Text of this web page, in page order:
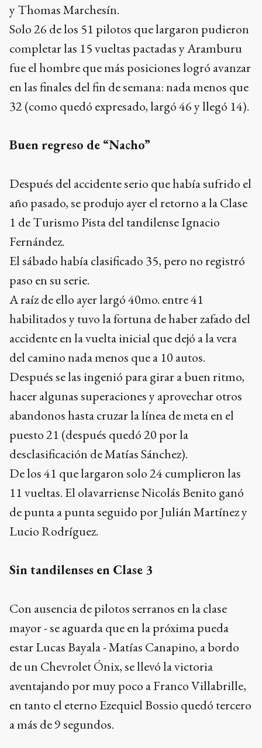
y Thomas Marchesín.
Solo 26 de los 51 pilotos que largaron pudieron
completar las 15 vueltas pactadas y Aramburu
fue el hombre que más posiciones logró avanzar
en las finales del fin de semana: nada menos que
32 (como quedó expresado, largó 46 y llegó 14).
Buen regreso de “Nacho”
Después del accidente serio que había sufrido el
año pasado, se produjo ayer el retorno a la Clase
1 de Turismo Pista del tandilense Ignacio
Fernández.
El sábado había clasificado 35, pero no registró
paso en su serie.
A raíz de ello ayer largó 40mo. entre 41
habilitados y tuvo la fortuna de haber zafado del
accidente en la vuelta inicial que dejó a la vera
del camino nada menos que a 10 autos.
Después se las ingenió para girar a buen ritmo,
hacer algunas superaciones y aprovechar otros
abandonos hasta cruzar la línea de meta en el
puesto 21 (después quedó 20 por la
desclasificación de Matías Sánchez).
De los 41 que largaron solo 24 cumplieron las
11 vueltas. El olavarriense Nicolás Benito ganó
de punta a punta seguido por Julián Martínez y
Lucio Rodríguez.
Sin tandilenses en Clase 3
Con ausencia de pilotos serranos en la clase
mayor - se aguarda que en la próxima pueda
estar Lucas Bayala - Matías Canapino, a bordo
de un Chevrolet Ónix, se llevó la victoria
aventajando por muy poco a Franco Villabrille,
en tanto el eterno Ezequiel Bossio quedó tercero
a más de 9 segundos.